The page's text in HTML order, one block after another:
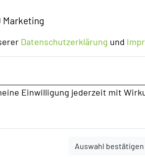
Marketing
Datenschutzerklärung und
Einwilligung jederzeit mit
Auswahl bestätigen